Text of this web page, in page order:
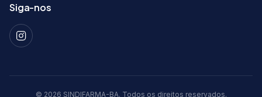
Siga-nos
© 2026 SINDIFARMA-BA. Todos os direitos reservados.